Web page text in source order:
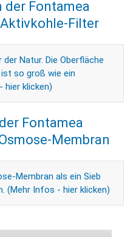
der Fontamea
Filter
Natur. Die Oberfläche
so groß wie ein
hier klicken)
Fontamea
Membran
Membran als ein Sieb
(Mehr Infos - hier klicken)